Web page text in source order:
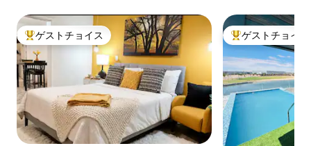
大好評のゲストチョイスです。
ゲストチョイス 大好評のゲスト
ゲストチョイス